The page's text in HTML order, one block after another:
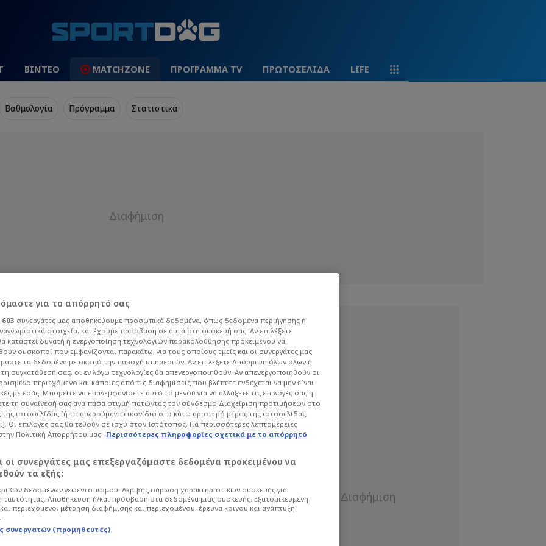
ΒΙΝΤΕΟ MATCHZONE ΠΡΟΓΡΑΜΜΑ TV ΠΡΩΤΟΣΕΛΙΔΑ LIFE
Βαθμολογία Πρόγραμμα Στατιστικά
ο Ολυμπιακός -
συζήτηση,
- Χρυσάφι για
Ποδόσφαιρο Super League
και το συμβόλαιο. Πώς ο
Μπαρτσελόνα, Μπάγερν,
για το απόρρητό σας
603 συνεργάτες μας αποθηκεύουμε προσωπικά δεδομένα, όπως δεδομένα περιήγησης ή
στοιχεία, και έχουμε πρόσβαση σε αυτά στη συσκευή σας. Αν επιλέξετε
καταστεί δυνατή η ενεργοποίηση τεχνολογιών παρακολούθησης προκειμένου να
οι σκοποί που εμφανίζονται παρακάτω, για τους οποίους εμείς και οι συνεργάτες μας
τα δεδομένα με σκοπό την παροχή υπηρεσιών. Αν επιλέξετε Απόρριψη όλων όλων ή
συγκατάθεσή σας, οι εν λόγω τεχνολογίες θα απενεργοποιηθούν. Αν απενεργοποιηθούν οι
περιεχόμενο και κάποιες από τις διαφημίσεις που βλέπετε ενδέχεται να μην είναι
με εσάς. Μπορείτε να επανεμφανίσετε αυτό το μενού για να αλλάξετε τις επιλογές σας ή
τη συναίνεσή σας ανά πάσα στιγμή πατώντας τον σύνδεσμο Διαχείριση προτιμήσεων στο
ιστοσελίδας [ή το αιωρούμενο εικονίδιο στο κάτω αριστερό μέρος της ιστοσελίδας,
Οι επιλογές σας θα τεθούν σε ισχύ στον Ιστότοπος. Για περισσότερες λεπτομέρειες
Πολιτική Απορρήτου μας. Περισσότερες πληροφορίες σχετικά με το απόρρητό
οι συνεργάτες μας επεξεργαζόμαστε δεδομένα προκειμένου να
τα εξής:
δεδομένων γεωεντοπισμού. Ακριβής σάρωση χαρακτηριστικών συσκευής για
ταυτότητας. Αποθήκευση ή/και πρόσβαση στα δεδομένα μιας συσκευής. Εξατομικευμένη
περιεχόμενο, μέτρηση διαφήμισης και περιεχομένου, έρευνα κοινού και ανάπτυξη
συνεργατών (προμηθευτές)